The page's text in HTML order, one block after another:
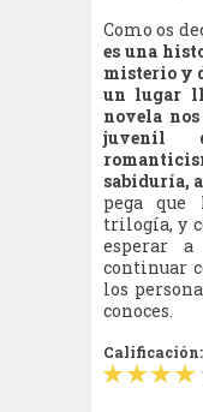
Como os
es una
misterio y
un lugar
novela
juvenil
sabiduría,
pega
trilogía, y
esperar
continuar
los
conoces.
Calificación: